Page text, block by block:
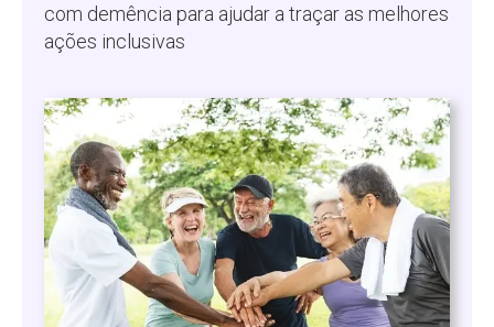
com demência para ajudar a traçar as melhores
ações inclusivas